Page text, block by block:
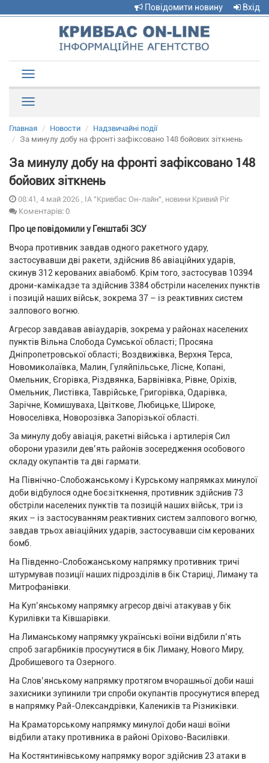
Повідомити новину Вхід
navigation
Главная Новости
Надзвичайні події
За минулу добу на фронті зафіксовано 148 бойових зіткнень
За минулу добу на фронті зафіксовано 148
бойових зіткнень
08:41, 4 май 2026 , ІА "Кривбас Он-лайн", новини Кривий Ріг
Коментарів: 0
Про це повідомили у Генштабі ЗСУ
Вчора противник завдав одного ракетного удару,
застосувавши дві ракети, здійснив 86 авіаційних ударів,
скинув 312 керованих авіабомб. Крім того, застосував 10394
дрони-камікадзе та здійснив 3384 обстріли населених пунктів
і позицій наших військ, зокрема 37 – із реактивних систем
залпового вогню.
Агресор завдавав авіаударів, зокрема у районах населених
пунктів Вільна Слобода Сумської області; Просяна
Дніпропетровської області; Воздвижівка, Верхня Терса,
Новомиколаївка, Малин, Гуляйпільське, Лісне, Копані,
Омельник, Єгорівка, Різдвянка, Барвінівка, Рівне, Оріхів,
Омельник, Листівка, Таврійське, Григорівка, Одарівка,
Зарічне, Комишуваха, Цвіткове, Любицьке, Широке,
Новоселівка, Новорозівка Запорізької області.
За минулу добу авіація, ракетні війська і артилерія Сил
оборони уразили дев’ять районів зосередження особового
складу окупантів та дві гармати.
На Північно-Слобожанському і Курському напрямках минулої
доби відбулося одне боєзіткнення, противник здійснив 73
обстріли населених пунктів та позицій наших військ, три із
яких – із застосуванням реактивних систем залпового вогню,
завдав трьох авіаційних ударів, застосувавши сім керованих
бомб.
На Південно-Слобожанському напрямку противник тричі
штурмував позиції наших підрозділів в бік Стариці, Лиману та
Митрофанівки.
На Куп’янському напрямку агресор двічі атакував у бік
Курилівки та Ківшарівки.
На Лиманському напрямку українські воїни відбили п’ять
спроб загарбників просунутися в бік Лиману, Нового Миру,
Дробишевого та Озерного.
На Слов’янському напрямку протягом вчорашньої доби наші
захисники зупинили три спроби окупантів просунутися вперед
в напрямку Рай-Олександрівки, Калеників та Різниківки.
На Краматорському напрямку минулої доби наші воїни
відбили атаку противника в районі Оріхово-Василівки.
На Костянтинівському напрямку ворог здійснив 23 атаки в